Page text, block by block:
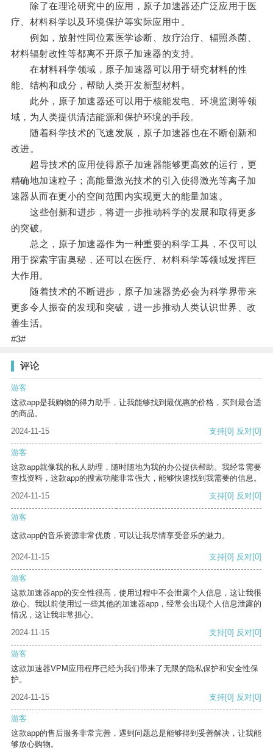
除了在理论研究中的应用，原子加速器还广泛应用于医
疗、材料科学以及环境保护等实际应用中。
例如，放射性同位素医学诊断、放疗治疗、辐照杀菌、
材料辐射改性等都离不开原子加速器的支持。
在材料科学领域，原子加速器可以用于研究材料的性
能、结构和成分，帮助人类开发新型材料。
此外，原子加速器还可以用于核能发电、环境监测等领
域，为人类提供清洁能源和保护环境的手段。
随着科学技术的飞速发展，原子加速器也在不断创新和
改进。
超导技术的应用使得原子加速器能够更高效的运行，更
精确地加速粒子；高能量激光技术的引入使得激光等离子加
速器从而在更小的空间范围内实现更大的能量加速。
这些创新和进步，将进一步推动科学的发展和取得更多
的突破。
总之，原子加速器作为一种重要的科学工具，不仅可以
用于探索宇宙奥秘，还可以在医疗、材料科学等领域发挥巨
大作用。
随着技术的不断进步，原子加速器势必会为科学界带来
更多令人振奋的发现和突破，进一步推动人类认识世界、改
善生活。
#3#
评论
游客
这款app是我购物的得力助手，让我能够找到最优惠的价格，买到最合适
的商品。
2024-11-15
支持[0] 反对[0]
游客
这款app就像我的私人助理，随时随地为我的办公提供帮助。我经常需要
查找资料，这款app的搜索功能非常强大，能够快速找到我需要的信息。
2024-11-15
支持[0] 反对[0]
游客
这款app的音乐资源非常优质，可以让我尽情享受音乐的魅力。
2024-11-15 支持[0] 反对[0]
游客
这款加速器app的安全性很高，使用过程中不会泄露个人信息，这让我很
放心。我以前使用过一些其他的加速器app，经常会出现个人信息泄露的
情况，这让我非常担心。
2024-11-15
支持[0] 反对[0]
游客
这款加速器VPM应用程序已经为我们带来了无限的隐私保护和安全性保
护。
2024-11-15
支持[0] 反对[0]
游客
这款app的售后服务非常完善，遇到问题总是能够得到妥善解决，让我能
够放心购物。